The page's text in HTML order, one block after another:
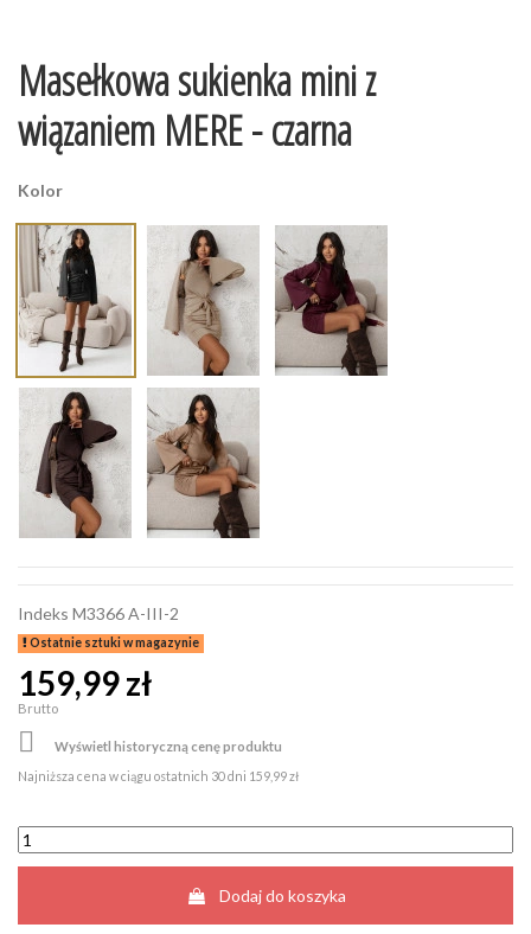
Masełkowa sukienka mini z
wiązaniem MERE - czarna
Kolor
Indeks M3366 A-III-2
Ostatnie sztuki w magazynie
159,99 zł
Brutto

Wyświetl historyczną cenę produktu
Najniższa cena w ciągu ostatnich 30 dni 159,99 zł
Dodaj do koszyka